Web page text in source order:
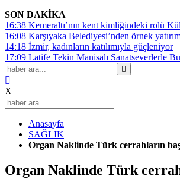
SON DAKİKA
16:38 Kemeraltı’nın kent kimliğindeki rolü
16:08 Karşıyaka Belediyesi’nden örnek
14:18 İzmir, kadınların katılımıyla güçleniyor
17:09 Latife Tekin Manisalı Sanatseverlerle
X
Anasayfa
SAĞLIK
Organ Naklinde Türk cerrahların
Organ Naklinde Türk